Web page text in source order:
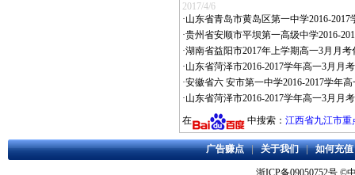
2017/4/6
·山东省青岛市黄岛区第一中学2016-
·贵州省安顺市平坝第一高级中学2016-
·湖南省益阳市2017年上学期高一3月月
·山东省菏泽市2016-2017学年高一3月月
·安徽省六 安市第一中学2016-2017学年
·山东省菏泽市2016-2017学年高一3月月
在
中搜索： 江西省九江市重
广告赚点|关于我们|如何充值
浙ICP备09050752号 ©